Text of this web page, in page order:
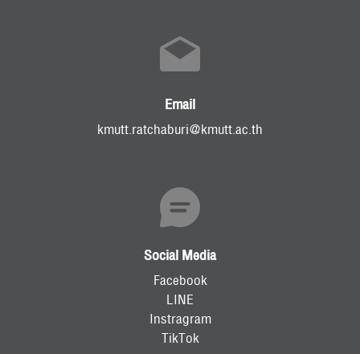
Email
kmutt.ratchaburi@kmutt.ac.th
Social Media
Facebook
LINE
Instragram
TikTok